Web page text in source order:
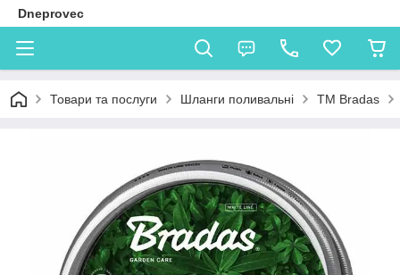
Dneprovec
Товари та послуги Шланги поливальні TM Bradas